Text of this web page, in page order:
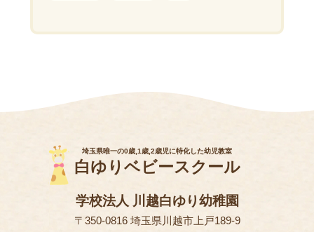
埼玉県唯一の0歳,1歳,2歳児に特化した幼児教室
白ゆりベビースクール
学校法人 川越白ゆり幼稚園
〒350-0816 埼玉県川越市上戸189-9